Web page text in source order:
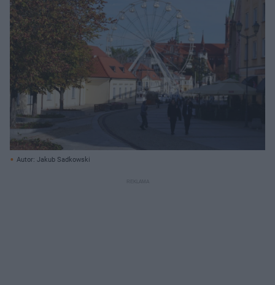
Autor: Jakub Sadkowski